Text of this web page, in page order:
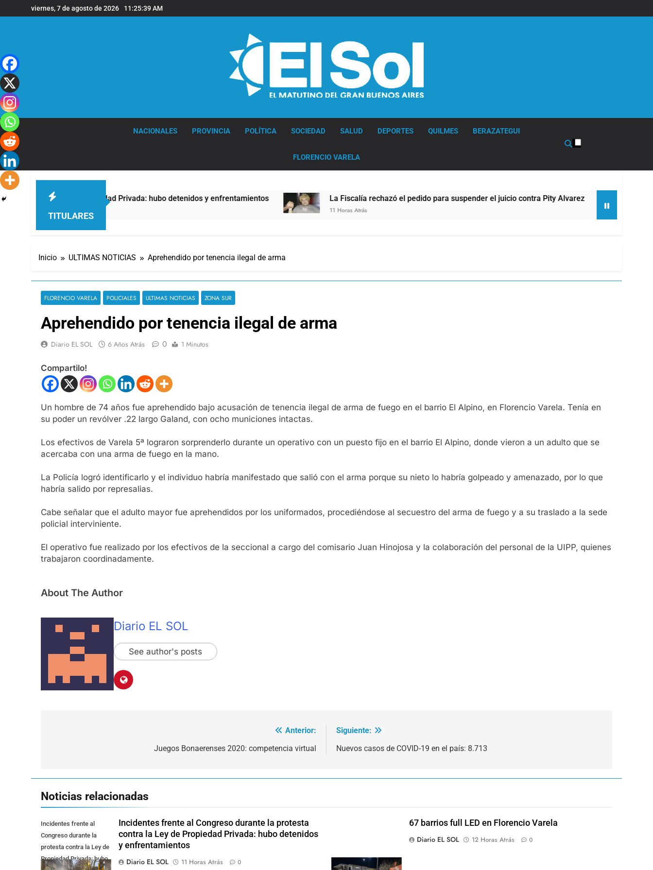
al
viernes, 7 de agosto de 2026 11:25:39 AM
NACIONALES PROVINCIA POLÍTICA SOCIEDAD SALUD DEPORTES QUILMES BERAZATEGUI
FLORENCIO VARELA
TITULARES
la Ley de Propiedad Privada: hubo detenidos y enfrentamientos La Fiscalía rechazó el pedido para suspender el juicio contra Pity Alvarez
11 Horas Atrás
Inicio ULTIMAS NOTICIAS Aprehendido por tenencia ilegal de arma
FLORENCIO VARELA POLICIALES ULTIMAS NOTICIAS ZONA SUR
Aprehendido por tenencia ilegal de arma
Diario EL SOL 6 Años Atrás 0 1 Minutos
Compartilo!
Un hombre de 74 años fue aprehendido bajo acusación de tenencia ilegal de arma de fuego en el barrio El Alpino, en Florencio Varela. Tenía en
su poder un revólver .22 largo Galand, con ocho municiones intactas.
Los efectivos de Varela 5ª lograron sorprenderlo durante un operativo con un puesto fijo en el barrio El Alpino, donde vieron a un adulto que se
acercaba con una arma de fuego en la mano.
La Policía logró identificarlo y el individuo habría manifestado que salió con el arma porque su nieto lo habría golpeado y amenazado, por lo que
habría salido por represalias.
Cabe señalar que el adulto mayor fue aprehendidos por los uniformados, procediéndose al secuestro del arma de fuego y a su traslado a la sede
policial interviniente.
El operativo fue realizado por los efectivos de la seccional a cargo del comisario Juan Hinojosa y la colaboración del personal de la UIPP, quienes
trabajaron coordinadamente.
About The Author
Diario EL SOL
See author's posts
Anterior:
Juegos Bonaerenses 2020: competencia virtual
Siguiente:
Nuevos casos de COVID-19 en el país: 8.713
Noticias relacionadas
Incidentes frente al
Congreso durante la
protesta contra la Ley de
Propiedad Privada: hubo
Incidentes frente al Congreso durante la protesta
contra la Ley de Propiedad Privada: hubo detenidos
y enfrentamientos
Diario EL SOL
11 Horas Atrás 0
67 barrios full LED en Florencio Varela
Diario EL SOL
12 Horas Atrás 0